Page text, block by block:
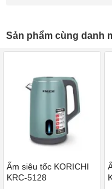
Sản phẩm cùng danh
Ấm siêu tốc KORICHI
KRC-5128